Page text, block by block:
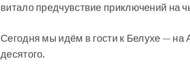
витало предчувствие приключений на
Сегодня мы идём в гости к Белухе —
десятого.